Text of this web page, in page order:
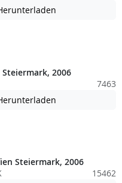
2006
7463
Steiermark, 2006
15462